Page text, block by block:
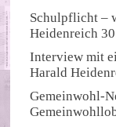
Schulpflicht –
Heidenreich
Interview mit
Harald
Gemeinwohl-